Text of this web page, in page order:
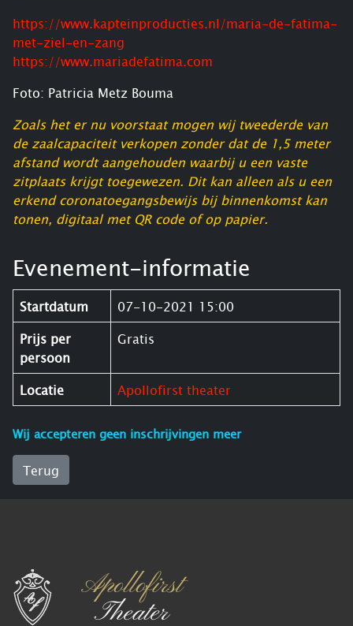
https://www.kapteinproducties.nl/maria-de-fatima-
met-ziel-en-zang
https://www.mariadefatima.com
Foto: Patricia Metz Bouma
Zoals het er nu voorstaat mogen wij tweederde van
de zaalcapaciteit verkopen zonder dat de 1,5 meter
afstand wordt aangehouden waarbij u een vaste
zitplaats krijgt toegewezen. Dit kan alleen als u een
erkend coronatoegangsbewijs bij binnenkomst kan
tonen, digitaal met QR code of op papier.
Evenement-informatie
Startdatum 07-10-2021 15:00
Prijs per
persoon
Gratis
Locatie Apollofirst theater
Wij accepteren geen inschrijvingen meer
Terug